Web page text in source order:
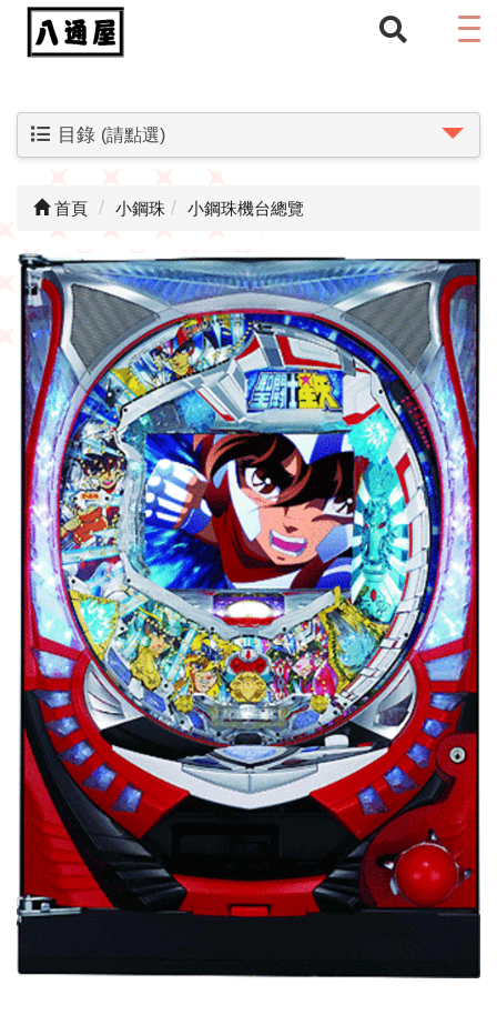
目錄 (請點選)
首頁 小鋼珠 小鋼珠機台總覽